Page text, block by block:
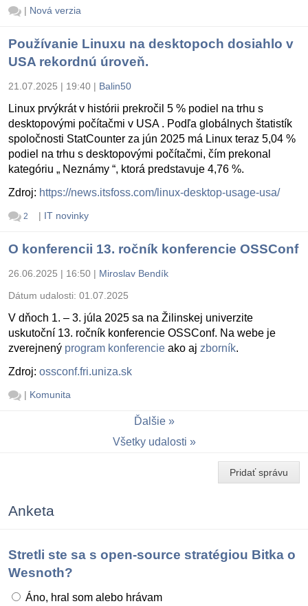
| Nová verzia
Používanie Linuxu na desktopoch dosiahlo v
USA rekordnú úroveň.
21.07.2025 | 19:40 | Balin50
Linux prvýkrát v histórii prekročil 5 % podiel na trhu s
desktopovými počítačmi v USA . Podľa globálnych štatistík
spoločnosti StatCounter za jún 2025 má Linux teraz 5,04 %
podiel na trhu s desktopovými počítačmi, čím prekonal
kategóriu „ Neznámy “, ktorá predstavuje 4,76 %.
Zdroj: https://news.itsfoss.com/linux-desktop-usage-usa/
2 | IT novinky
O konferencii 13. ročník konferencie OSSConf
26.06.2025 | 16:50 | Miroslav Bendík
Dátum udalosti: 01.07.2025
V dňoch 1. – 3. júla 2025 sa na Žilinskej univerzite
uskutoční 13. ročník konferencie OSSConf. Na webe je
zverejnený program konferencie ako aj zborník.
Zdroj: ossconf.fri.uniza.sk
| Komunita
Ďalšie
Všetky udalosti
Pridať správu
Anketa
Stretli ste sa s open-source stratégiou Bitka o
Wesnoth?
Áno, hral som alebo hrávam